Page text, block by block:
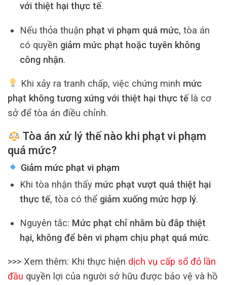
với thiệt hại thực tế.
Nếu thỏa thuận phạt vi phạm quá mức, tòa án
có quyền giảm mức phạt hoặc tuyên không
công nhận.
Khi xảy ra tranh chấp, việc chứng minh mức
phạt không tương xứng với thiệt hại thực tế là cơ
sở để tòa án điều chỉnh.
Tòa án xử lý thế nào khi phạt vi phạm
quá mức?
Giảm mức phạt vi phạm
Khi tòa nhận thấy mức phạt vượt quá thiệt hại
thực tế, tòa có thể giảm xuống mức hợp lý.
Nguyên tắc: Mức phạt chỉ nhằm bù đắp thiệt
hại, không để bên vi phạm chịu phạt quá mức.
>>> Xem thêm: Khi thực hiện dịch vụ cấp sổ đỏ lần
đầu quyền lợi của người sở hữu được bảo vệ và hồ